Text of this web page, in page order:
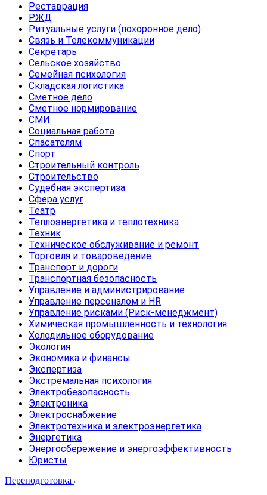
Реставрация
РЖД
Ритуальные услуги (похоронное дело)
Связь и Телекоммуникации
Секретарь
Сельское хозяйство
Семейная психология
Складская логистика
Сметное дело
Сметное нормирование
СМИ
Социальная работа
Спасателям
Спорт
Строительный контроль
Строительство
Судебная экспертиза
Сфера услуг
Театр
Теплоэнергетика и теплотехника
Техник
Техническое обслуживание и ремонт
Торговля и товароведение
Транспорт и дороги
Транспортная безопасность
Управление и администрирование
Управление персоналом и HR
Управление рисками (Риск-менеджмент)
Химическая промышленность и технология
Холодильное оборудование
Экология
Экономика и финансы
Экспертиза
Экстремальная психология
Электробезопасность
Электроника
Электроснабжение
Электротехника и электроэнергетика
Энергетика
Энергосбережение и энергоэффективность
Юристы
Переподготовка